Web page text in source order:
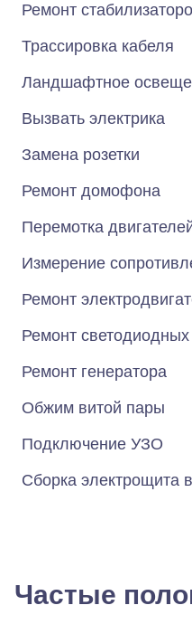
Ремонт
Трассировка кабеля
Ландшафтное
Вызвать электрика
Замена розетки
Ремонт домофона
Перемотка
Измерение
Ремонт
Ремонт светодиодных
Ремонт генератора
Обжим витой пары
Подключение УЗО
Сборка электрощита
Частые